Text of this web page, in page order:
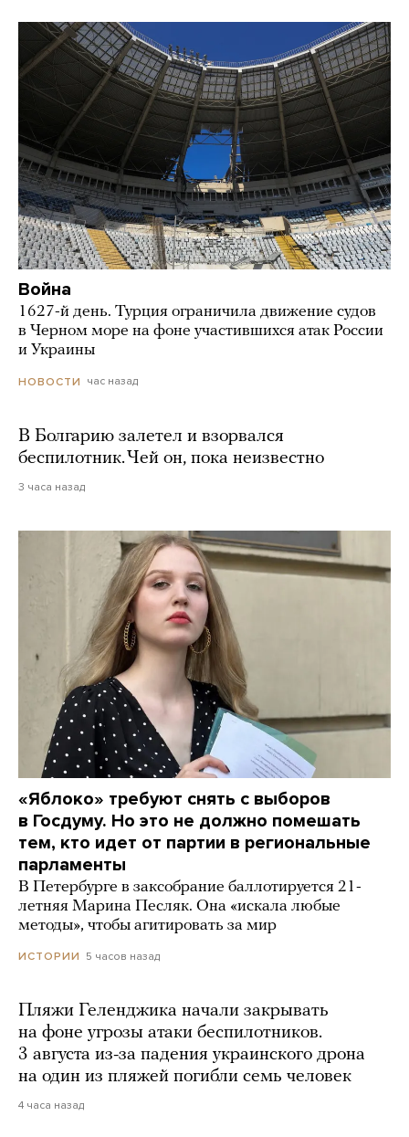
Война
1627-й день. Турция ограничила движение судов
в Черном море на фоне участившихся атак России
и Украины
НОВОСТИ час назад
В Болгарию залетел и взорвался
беспилотник. Чей он, пока неизвестно
3 часа назад
«Яблоко» требуют снять с выборов
в Госдуму. Но это не должно помешать
тем, кто идет от партии в региональные
парламенты
В Петербурге в заксобрание баллотируется 21-
летняя Марина Песляк. Она «искала любые
методы», чтобы агитировать за мир
ИСТОРИИ 5 часов назад
Пляжи Геленджика начали закрывать
на фоне угрозы атаки беспилотников.
3 августа из-за падения украинского дрона
на один из пляжей погибли семь человек
4 часа назад